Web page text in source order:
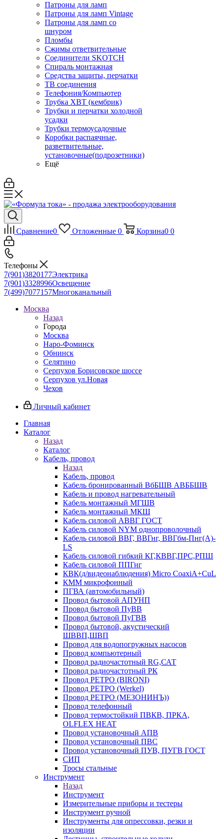
Патроны для ламп
Патроны для ламп Vintage
Патроны для ламп со
шнуром
Пломбы
Сжимы ответвительные
Соединители SKOTCH
Спираль монтажная
Средства защиты, перчатки
ТВ соединения
Телефония/Компьютер
Трубка ХВТ (кембрик)
Трубки и перчатки холодной
усадки
Трубки термоусадочные
Коробки распаячные,
разветвительные,
установочные(подрозетники)
Ещё
Сравнение0 Отложенные 0 Корзина0 0
Телефоны
7(901)3820177Электрика
7(901)3328996Освещение
7(499)7077157Многоканальный
Москва
Назад
Города
Москва
Наро-Фоминск
Обнинск
Селятино
Серпухов Борисовское шоссе
Серпухов ул.Новая
Чехов
Личный кабинет
Главная
Каталог
Назад
Каталог
Кабель, провод
Назад
Кабель, провод
Кабель бронированный ВбБШВ АВББШВ
Кабель и провод нагревательный
Кабель монтажный МГШВ
Кабель монтажный МКШ
Кабель силовой АВВГ ГОСТ
Кабель силовой NYM однопроволочный
Кабель силовой ВВГ, ВВГнг, ВВГбм-Пнг(А)-
LS
Кабель силовой гибкий КГ,КВВГ,ПРС,РПШ
Кабель силовой ППГнг
КВК(д/видеонаблюдения) Micro CoaxiA+CuL
КММ микрофонный
ПГВА (автомобильный)
Провод бытовой АПУНП
Провод бытовой ПуВВ
Провод бытовой ПуГВВ
Провод бытовой, акустический
ШВВП,ШВП
Провод для водопогружных насосов
Провод компьютерный
Провод радиочастотный RG,САТ
Провод радиочастотный РК
Провод РЕТРО (BIRONI)
Провод РЕТРО (Werkel)
Провод РЕТРО (МЕЗОНИНЪ))
Провод телефонный
Провод термостойкий ПВКВ, ПРКА,
OLFLEX HEAT
Провод установочный АПВ
Провод установочный ПВС
Провод установочный ПУВ, ПУГВ ГОСТ
СИП
Тросы стальные
Инструмент
Назад
Инструмент
Измерительные приборы и тестеры
Инструмент ручной
Инструменты для опрессовки, резки и
изоляции